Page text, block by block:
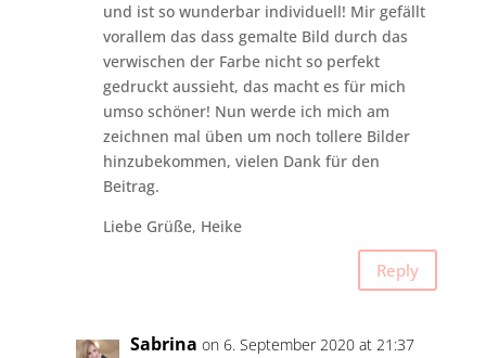
und ist so wunderbar individuell! Mir gefällt
vorallem das dass gemalte Bild durch das
verwischen der Farbe nicht so perfekt
gedruckt aussieht, das macht es für mich
umso schöner! Nun werde ich mich am
zeichnen mal üben um noch tollere Bilder
hinzubekommen, vielen Dank für den
Beitrag.
Liebe Grüße, Heike
Reply
Sabrina on 6. September 2020 at 21:37